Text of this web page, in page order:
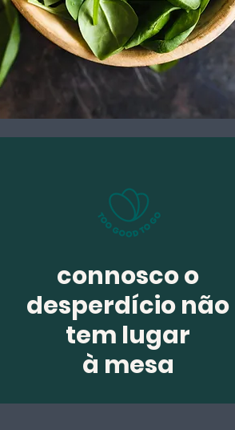
connosco o
desperdício não
tem lugar
à mesa